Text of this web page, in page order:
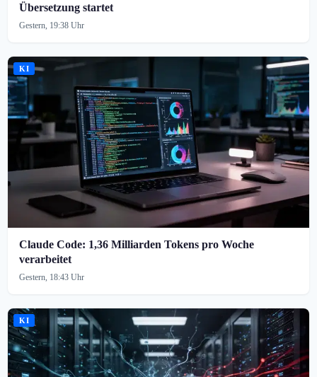
Übersetzung startet
Gestern, 19:38 Uhr
KI
Claude Code: 1,36 Milliarden Tokens pro Woche
verarbeitet
Gestern, 18:43 Uhr
KI